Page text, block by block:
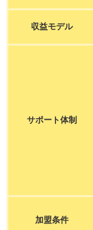
収益モデル
サポート体制
加盟条件